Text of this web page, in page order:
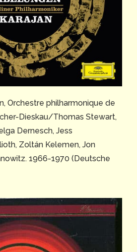
Orchestre philharmonique de
Dieskau/Thomas Stewart,
Dernesch, Jess
Zoltán Kelemen, Jon
1966-1970 (Deutsche